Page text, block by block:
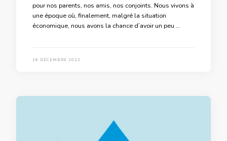
pour nos parents, nos amis, nos conjoints. Nous vivons à
une époque où, finalement, malgré la situation
économique, nous avons la chance d’avoir un peu …
18 DÉCEMBRE 2023